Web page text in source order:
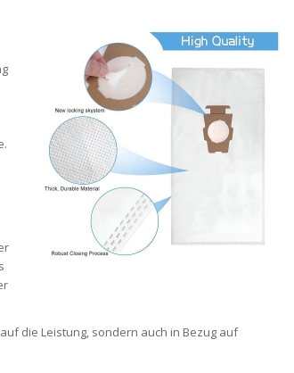
die Leistung, sondern auch in Bezug auf